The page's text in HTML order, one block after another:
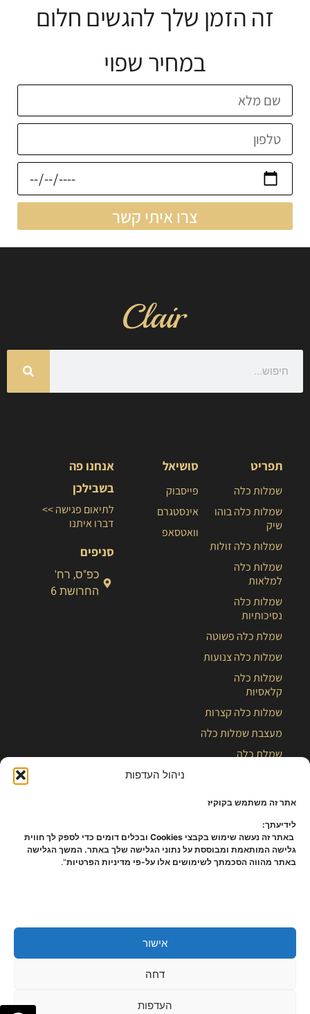
ניהול העדפות
אתר זה משתמש בקוקיז
לידיעתך:
באתר זה נעשה שימוש בקבצי Cookies ובכלים דומים כדי לספק לך חווית
גלישה המותאמת ומבוססת על נתוני הגלישה שלך באתר. המשך הגלישה
באתר מהווה הסכמתך לשימושים אלו על-פי מדיניות הפרטיות".
אישור
דחה
העדפות
זה הזמן שלך להגשים חלום
במחיר שפוי
צרו איתי קשר
תפריט
שמלות כלה
שמלות כלה בוהו
שיק
שמלות כלה זולות
שמלות כלה
למלאות
שמלות כלה
נסיכותיות
שמלת כלה פשוטה
שמלות כלה צנועות
שמלות כלה
קלאסיות
שמלות כלה קצרות
מעצבת שמלות כלה
שמלת כלה
סושיאל
פייסבוק
אינסטגרם
וואטסאפ
אנחנו פה
בשבילכן
לתיאום פגישה >>
דברו איתנו
סניפים
כפ"ס, רח'
החרושת 6
כל הזכויות שמורות – קלייר |מפת אתר|הצהרת נגישות|תקנון ומידניות
פרטיות